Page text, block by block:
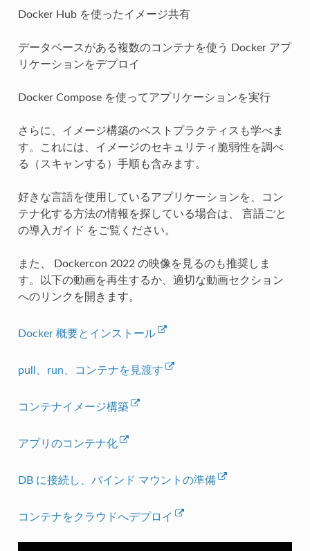
Docker Hub を使ったイメージ共有
データベースがある複数のコンテナを使う Docker アプ
リケーションをデプロイ
Docker Compose を使ってアプリケーションを実行
さらに、イメージ構築のベストプラクティスも学べま
す。これには、イメージのセキュリティ脆弱性を調べ
る（スキャンする）手順も含みます。
好きな言語を使用しているアプリケーションを、コン
テナ化する方法の情報を探している場合は、 言語ごと
の導入ガイド をご覧ください。
また、 Dockercon 2022 の映像を見るのも推奨しま
す。以下の動画を再生するか、適切な動画セクション
へのリンクを開きます。
Docker 概要とインストール
pull、run、コンテナを見渡す
コンテナイメージ構築
アプリのコンテナ化
DB に接続し、バインド マウントの準備
コンテナをクラウドへデプロイ